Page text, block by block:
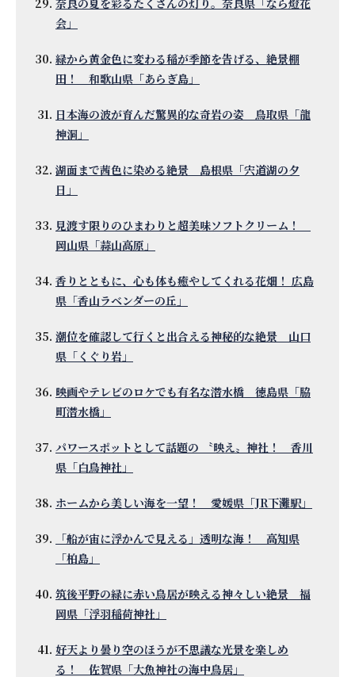
会」
緑から黄金色に変わる稲が季節を告げる、絶景棚
田！ 和歌山県「あらぎ島」
日本海の波が育んだ驚異的な奇岩の姿 鳥取県「龍
神洞」
湖面まで茜色に染める絶景 島根県「宍道湖の夕
日」
見渡す限りのひまわりと超美味ソフトクリーム！
岡山県「蒜山高原」
香りとともに、心も体も癒やしてくれる花畑！ 広島
県「香山ラベンダーの丘」
潮位を確認して行くと出合える神秘的な絶景 山口
県「くぐり岩」
映画やテレビのロケでも有名な潜水橋 徳島県「脇
町潜水橋」
パワースポットとして話題の 〝映え〟神社！ 香川
県「白鳥神社」
ホームから美しい海を一望！ 愛媛県「JR下灘駅」
「船が宙に浮かんで見える」透明な海！ 高知県
「柏島」
筑後平野の緑に赤い鳥居が映える神々しい絶景 福
岡県「浮羽稲荷神社」
好天より曇り空のほうが不思議な光景を楽しめ
る！ 佐賀県「大魚神社の海中鳥居」